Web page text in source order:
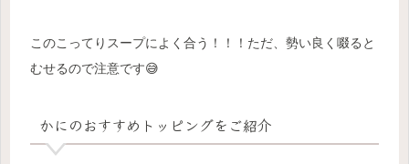
このこってりスープによく合う！！！ただ、勢い良く啜ると
むせるので注意です😅
かにのおすすめトッピングをご紹介